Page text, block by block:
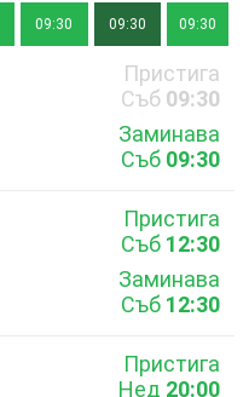
09:30 09:30 09:30
Пристига
Съб 09:30
Заминава
Съб 09:30
Пристига
Съб 12:30
Заминава
Съб 12:30
Пристига
Нед 20:00